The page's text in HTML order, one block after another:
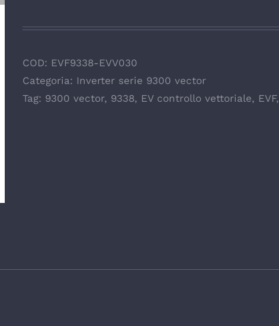
COD: EVF9338-EVV030
Categoria: Inverter serie 9300 vector
Tag: 9300 vector, 9338, EV controllo vettoriale, EVF,